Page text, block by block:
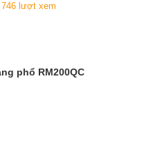
746 lượt xem
phổ RM200QC